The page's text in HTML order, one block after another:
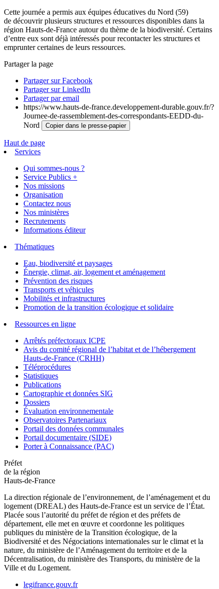
Cette journée a permis aux équipes éducatives du Nord (59)
de découvrir plusieurs structures et ressources disponibles dans la
région Hauts-de-France autour du thème de la biodiversité. Certains
d’entre eux sont déjà intéressés pour recontacter les structures et
emprunter certaines de leurs ressources.
Partager la page
Partager sur Facebook
Partager sur LinkedIn
Partager par email
https://www.hauts-de-france.developpement-durable.gouv.fr/?
Journee-de-rassemblement-des-correspondants-EEDD-du-
Nord
Copier dans le presse-papier
Haut de page
Services
Qui sommes-nous ?
Service Publics +
Nos missions
Organisation
Contactez nous
Nos ministères
Recrutements
Informations éditeur
Thématiques
Eau, biodiversité et paysages
Énergie, climat, air, logement et aménagement
Prévention des risques
Transports et véhicules
Mobilités et infrastructures
Promotion de la transition écologique et solidaire
Ressources en ligne
Arrêtés préfectoraux ICPE
Avis du comité régional de l’habitat et de l’hébergement
Hauts-de-France (CRHH)
Téléprocédures
Statistiques
Publications
Cartographie et données SIG
Dossiers
Évaluation environnementale
Observatoires Partenariaux
Portail des données communales
Portail documentaire (SIDE)
Porter à Connaissance (PAC)
Préfet
de la région
Hauts-de-France
La direction régionale de l’environnement, de l’aménagement et du
logement (DREAL) des Hauts-de-France est un service de l’État.
Placée sous l’autorité du préfet de région et des préfets de
département, elle met en œuvre et coordonne les politiques
publiques du ministère de la Transition écologique, de la
Biodiversité et des Négociations internationales sur le climat et la
nature, du ministère de l’Aménagement du territoire et de la
Décentralisation, du ministère des Transports, du ministère de la
Ville et du Logement.
legifrance.gouv.fr